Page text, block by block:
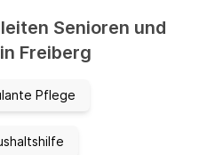
Senioren und
Freiberg
Pflege